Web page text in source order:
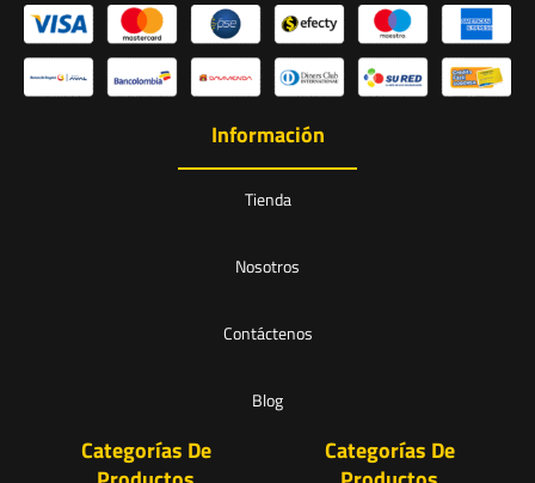
Información
Tienda
Nosotros
Contáctenos
Blog
Categorías De
Categorías De